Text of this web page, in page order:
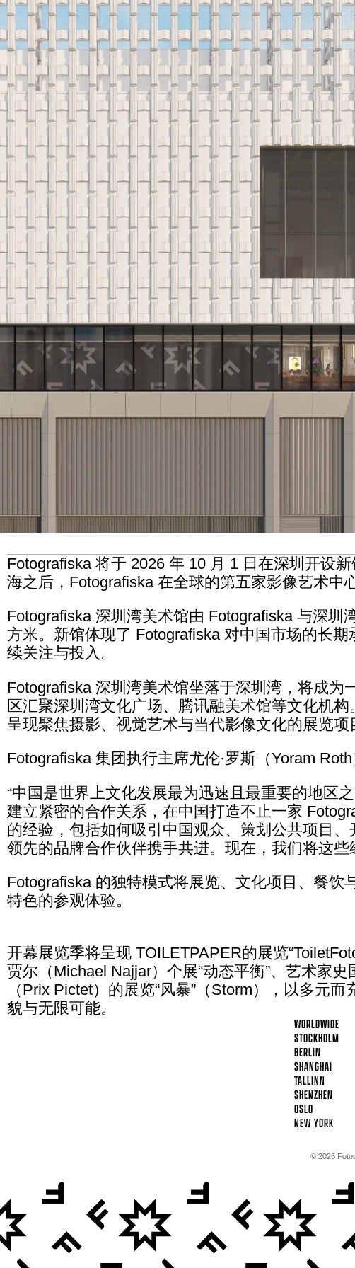
Fotografiska 将于 2026 年 10 月 1 日在深圳开设
海之后，Fotografiska 在全球的第五家影像艺术中
Fotografiska 深圳湾美术馆由 Fotografiska 与深圳
方米。新馆体现了 Fotografiska 对中国市场的长
续关注与投入。
Fotografiska 深圳湾美术馆坐落于深圳湾，将成
区汇聚深圳湾文化广场、腾讯融美术馆等文化机
呈现聚焦摄影、视觉艺术与当代影像文化的展览项
Fotografiska 集团执行主席尤伦·罗斯（Yoram Roth
“中国是世界上文化发展最为迅速且最重要的地区
建立紧密的合作关系，在中国打造不止一家
的经验，包括如何吸引中国观众、策划公共项目
领先的品牌合作伙伴携手共进。现在，我们将这些
Fotografiska 的独特模式将展览、文化项目、餐饮
特色的参观体验。
开幕展览季将呈现 TOILETPAPER的展览
贾尔（Michael Najjar）个展“动态平衡”、艺术家
（Prix Pictet）的展览“风暴”（Storm），以多元
貌与无限可能。
WORLDWIDE
STOCKHOLM
BERLIN
SHANGHAI
TALLINN
SHENZHEN
OSLO
NEW YORK
© 2026